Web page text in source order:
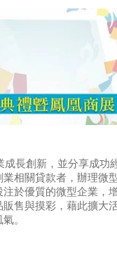
長創新，並分享成功
相關貸款者，辦理微
於優質的微型企業，
售與摸彩，藉此擴大
。